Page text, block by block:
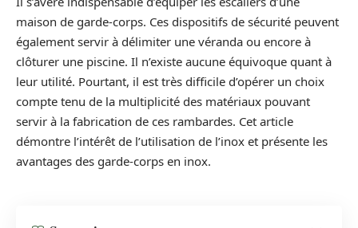
maison de garde-corps. Ces dispositifs de sécurité peuvent
également servir à délimiter une véranda ou encore à
clôturer une piscine. Il n’existe aucune équivoque quant à
leur utilité. Pourtant, il est très difficile d’opérer un choix
compte tenu de la multiplicité des matériaux pouvant
servir à la fabrication de ces rambardes. Cet article
démontre l’intérêt de l’utilisation de l’inox et présente les
avantages des garde-corps en inox.